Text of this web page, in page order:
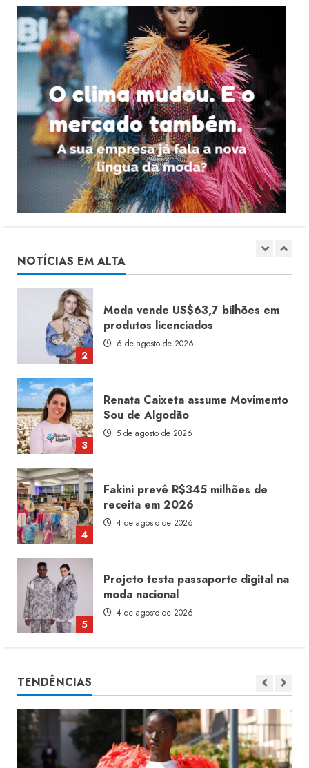
em
valorização
dos
funcionários
NOTÍCIAS EM ALTA
5
Projeto testa passaporte digital na
moda nacional
4 de agosto de 2026
1
Dia dos Pais reforça retomada da
moda no varejo
7 de agosto de 2026
2
6 de agosto de 2026
3
Renata Caixeta assume Movimento
Sou de Algodão
5 de agosto de 2026
4
Fakini prevê R$345 milhões de
receita em 2026
4 de agosto de 2026
5
Projeto testa passaporte digital na
moda nacional
4 de agosto de 2026
1
Dia dos Pais reforça retomada da
moda no varejo
7 de agosto de 2026
2
Renata Caixeta assume Movimento
TENDÊNCIAS